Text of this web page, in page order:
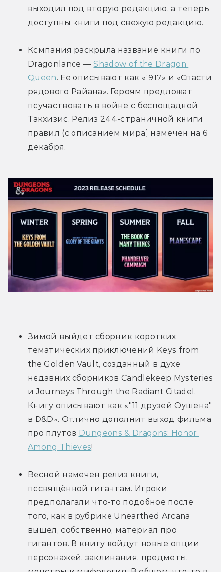
выходил под вторую редакцию, а теперь
доступны книги под свежую редакцию.
Компания раскрыла название книги по
Dragonlance — Shadow of the Dragon
Queen. Её описывают как «1917» и «Спасти
рядового Райана». Героям предложат
поучаствовать в войне с беспощадной
Такхизис. Релиз 244-страничной книги
правил (с описанием мира) намечен на 6
декабря.
Зимой выйдет сборник коротких
тематических приключений Keys from
the Golden Vault, созданный в духе
недавних сборников Candlekeep Mysteries
и Journeys Through the Radiant Citadel.
Книгу описывают как «"11 друзей Оушена"
в D&D». Отлично дополнит выход фильма
про плутов Dungeons & Dragons: Honor
Among Thieves!
Весной намечен релиз книги,
посвящённой гигантам. Игроки
предполагали что-то подобное после
того, как в рубрике Unearthed Arcana
вышел, собственно, материал про
гигантов. В книгу войдут новые опции
персонажей, заклинания, предметы,